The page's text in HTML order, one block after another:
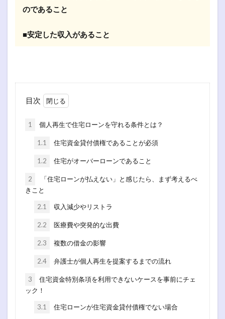
のであること
■安定した収入があること
目次
1 個人再生で住宅ローンを守れる条件とは？
1.1 住宅資金貸付債権であることが必須
1.2 住宅がオーバーローンであること
2
「住宅ローンが払えない」と感じたら、まず考えるべ
きこと
2.1 収入減少やリストラ
2.2 医療費や突発的な出費
2.3 複数の借金の影響
2.4 弁護士が個人再生を提案するまでの流れ
3
住宅資金特別条項を利用できないケースを事前にチェ
ック！
3.1 住宅ローンが住宅資金貸付債権でない場合